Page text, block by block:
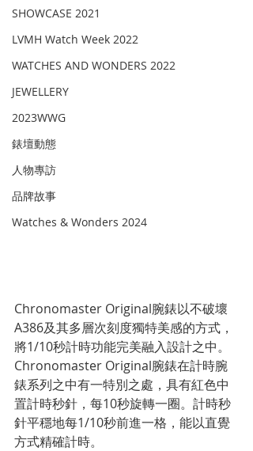
SHOWCASE 2021
LVMH Watch Week 2022
WATCHES AND WONDERS 2022
JEWELLERY
2023WWG
錶壇動態
人物專訪
品牌故事
Watches & Wonders 2024
Chronomaster Original腕錶以不破壞
A386及其多層次刻度獨特美感的方式，
將1/10秒計時功能完美融入設計之中。
Chronomaster Original腕錶在計時腕
錶系列之中有一特別之處，具有紅色中
置計時秒針，每10秒旋轉一圈。計時秒
針平穩地每1/10秒前進一格，能以直覺
方式精確計時。